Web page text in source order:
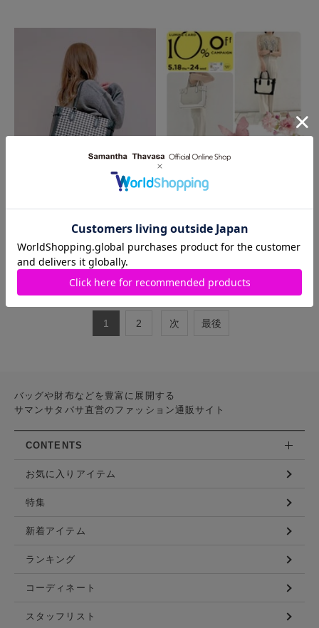
2023.05.17
1
2 次 最後
バッグや財布などを豊富に展開する
サマンサタバサ直営のファッション通販サイト
CONTENTS
お気に入りアイテム
特集
新着アイテム
ランキング
コーディネート
スタッフリスト